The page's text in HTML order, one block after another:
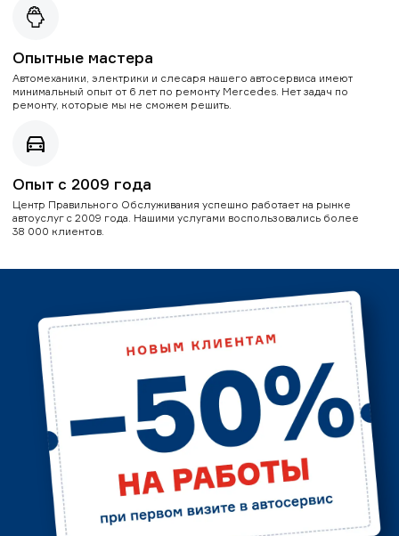
Опытные мастера
Автомеханики, электрики и слесаря нашего автосервиса имеют
минимальный опыт от 6 лет по ремонту Mercedes. Нет задач по
ремонту, которые мы не сможем решить.
Опыт с 2009 года
Центр Правильного Обслуживания успешно работает на рынке
автоуслуг с 2009 года. Нашими услугами воспользовались более
38 000 клиентов.